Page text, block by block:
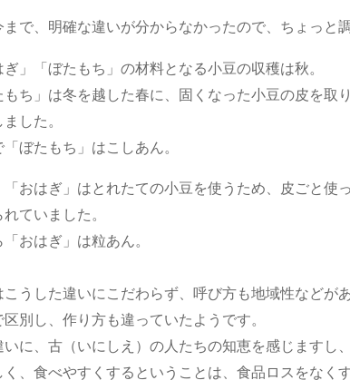
まで、明確な違いが分からなかったので、ちょっと
ぎ」「ぼたもち」の材料となる小豆の収穫は秋。
もち」は冬を越した春に、固くなった小豆の皮を取
した。
「ぼたもち」はこしあん。
「おはぎ」はとれたての小豆を使うため、皮ごと使
ていました。
おはぎ」は粒あん。
こうした違いにこだわらず、呼び方も地域性などが
区別し、作り方も違っていたようです。
いに、古（いにしえ）の人たちの知恵を感じますし、
く、食べやすくするということは、食品ロスをなく